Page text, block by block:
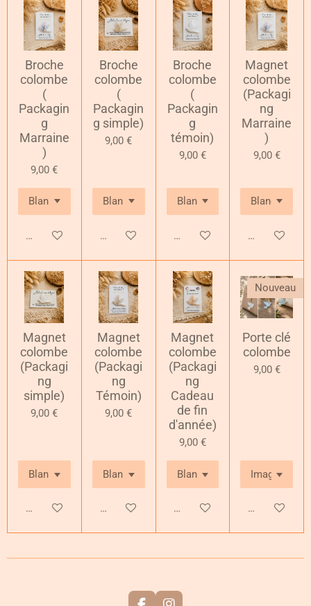
Broche
colombe
(
Packagin
g
Marraine
)
9,00 €
Ajouter au panier
Broche
colombe
(
Packagin
g simple)
9,00 €
Ajouter au panier
Broche
colombe
(
Packagin
g
témoin)
9,00 €
Ajouter au panier
Magnet
colombe
(Packagi
ng
Marraine
)
9,00 €
Ajouter au
Magnet
colombe
(Packagi
ng
simple)
9,00 €
Ajouter au panier
Magnet
colombe
(Packagi
ng
Témoin)
9,00 €
Ajouter au panier
Magnet
colombe
(Packagi
ng
Cadeau
de fin
d'année)
9,00 €
Ajouter au panier
Nouveau
Porte clé
colombe
9,00 €
Ajouter au